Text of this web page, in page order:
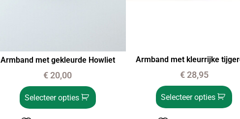
Armband met gekleurde Howliet
€20,00
Selecteer opties
Armband met kleurrijke
€28,95
Selecteer opties